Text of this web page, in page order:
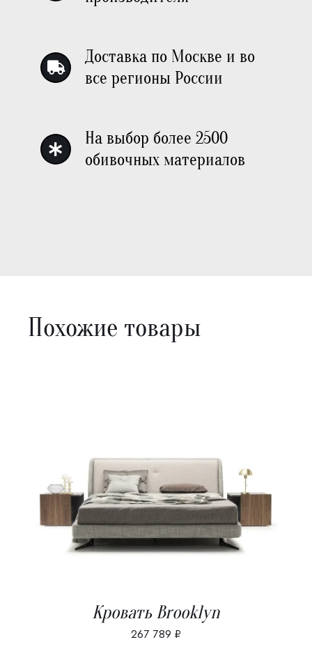
Доставка по Москве и во
все регионы России
На выбор более 2500
обивочных материалов
Похожие товары
В КОРЗИНУ / ДЕТАЛИ
Кровать Brooklyn
267 789 ₽